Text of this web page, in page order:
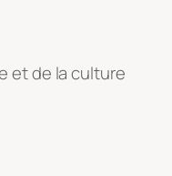
et de la culture